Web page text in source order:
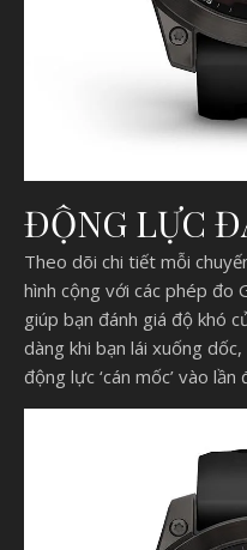
ĐỘNG LỰC
Theo dõi chi tiết mỗi
hình cộng với các phép đo
giúp bạn đánh giá độ khó
dàng khi bạn lái xuống
động lực ‘cán mốc’ vào